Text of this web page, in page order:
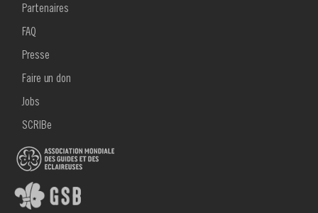
FOOTER
Partenaires
FAQ
Presse
Faire un don
Jobs
SCRIBe